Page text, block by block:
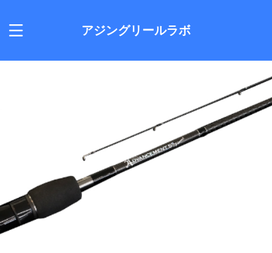
アジングリールラボ